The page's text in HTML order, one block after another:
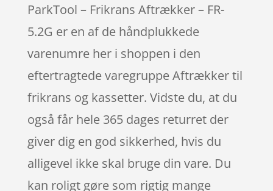
ParkTool – Frikrans Aftrækker – FR-
5.2G er en af de håndplukkede
varenumre her i shoppen i den
eftertragtede varegruppe Aftrækker til
frikrans og kassetter. Vidste du, at du
også får hele 365 dages returret der
giver dig en god sikkerhed, hvis du
alligevel ikke skal bruge din vare. Du
kan roligt gøre som rigtig mange